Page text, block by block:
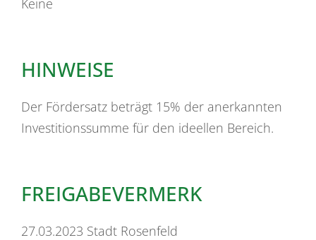
Keine
HINWEISE
Der Fördersatz beträgt 15% der anerkannten
Investitionssumme für den ideellen Bereich.
FREIGABEVERMERK
27.03.2023 Stadt Rosenfeld